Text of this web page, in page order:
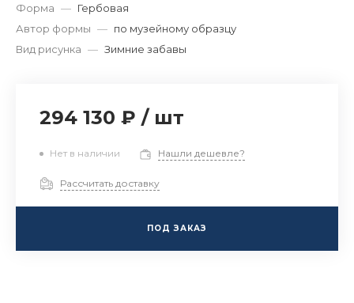
Форма — Гербовая
Автор формы — по музейному образцу
Вид рисунка — Зимние забавы
294 130 ₽ / шт
Нет в наличии Нашли дешевле?
Рассчитать доставку
ПОД ЗАКАЗ